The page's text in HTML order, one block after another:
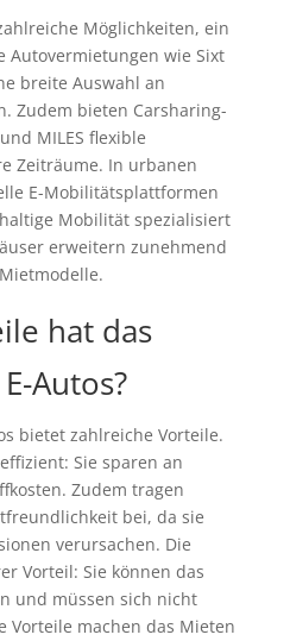
Möglichkeiten, ein
Autovermietungen wie Sixt
breite Auswahl an
Zudem bieten Carsharing-
MILES flexible
Zeiträume. In urbanen
E-Mobilitätsplattformen
Mobilität spezialisiert
erweitern zunehmend
hat das
Autos?
bietet zahlreiche Vorteile.
Sie sparen an
Zudem tragen
bei, da sie
verursachen. Die
Vorteil: Sie können das
und müssen sich nicht
Vorteile machen das Mieten